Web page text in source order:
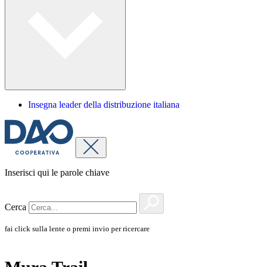
Insegna leader della distribuzione italiana
Inserisci qui le parole chiave
Cerca
fai click sulla lente o premi invio per ricercare